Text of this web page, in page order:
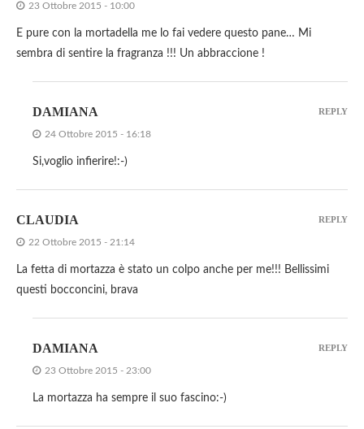
23 Ottobre 2015 - 10:00
E pure con la mortadella me lo fai vedere questo pane… Mi
sembra di sentire la fragranza !!! Un abbraccione !
DAMIANA
24 Ottobre 2015 - 16:18
Si,voglio infierire!:-)
REPLY
CLAUDIA
22 Ottobre 2015 - 21:14
La fetta di mortazza è stato un colpo anche per me!!! Bellissimi
questi bocconcini, brava
REPLY
DAMIANA
23 Ottobre 2015 - 23:00
La mortazza ha sempre il suo fascino:-)
REPLY